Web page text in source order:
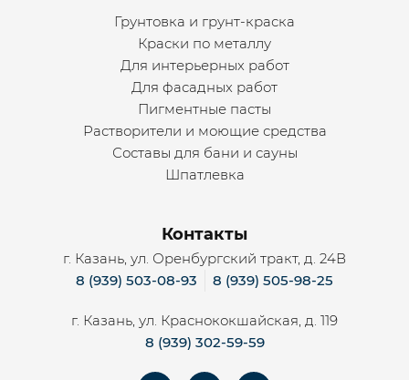
Грунтовка и грунт-краска
Краски по металлу
Для интерьерных работ
Для фасадных работ
Пигментные пасты
Растворители и моющие средства
Составы для бани и сауны
Шпатлевка
Контакты
г. Казань, ул. Оренбургский тракт, д. 24В
8 (939) 503-08-93
8 (939) 505-98-25
г. Казань, ул. Краснококшайская, д. 119
8 (939) 302-59-59